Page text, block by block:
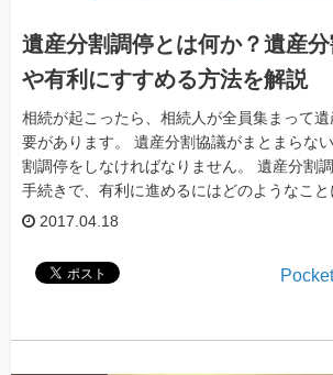
遺産分割調停とは何か？遺産
や有利にすすめる方法を解説
相続が起こったら、相続人が全員集まって
要があります。 遺産分割協議がまとまらな
割調停をしなければなりません。 遺産分割
手続きで、有利に進めるにはどのようなこ
2017.04.18
Pocket